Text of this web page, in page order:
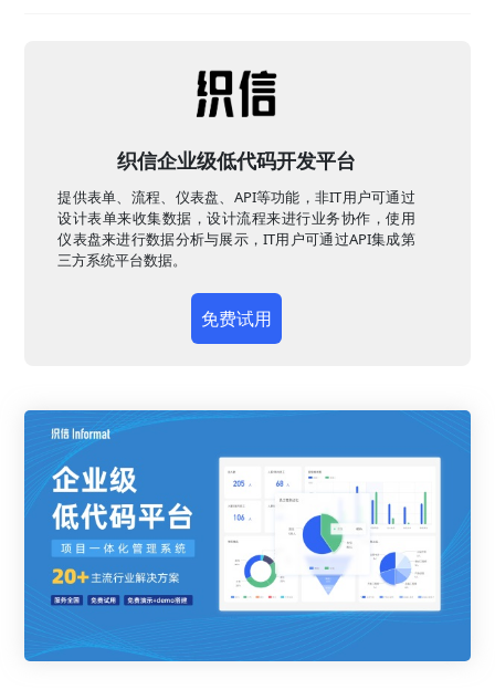
织信企业级低代码开发平台
提供表单、流程、仪表盘、API等功能，非IT用户可通过
设计表单来收集数据，设计流程来进行业务协作，使用
仪表盘来进行数据分析与展示，IT用户可通过API集成第
三方系统平台数据。
免费试用